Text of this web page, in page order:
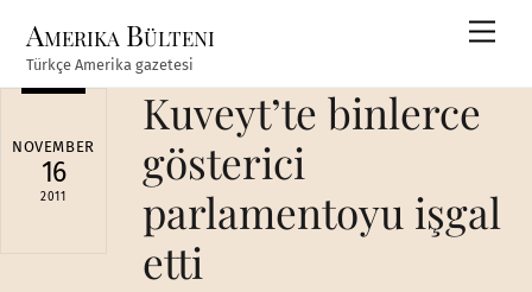
content
Amerika Bülteni
Türkçe Amerika gazetesi
NOVEMBER
16
2011
Kuveyt’te binlerce
gösterici
parlamentoyu işgal
etti